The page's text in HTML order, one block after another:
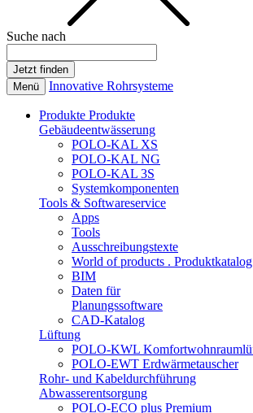
Suche nach
Menü Innovative Rohrsysteme
Produkte Produkte
Gebäudeentwässerung
POLO-KAL XS
POLO-KAL NG
POLO-KAL 3S
Systemkomponenten
Tools & Softwareservice
Apps
Tools
Ausschreibungstexte
World of products . Produktkatalog
BIM
Daten für
Planungssoftware
CAD-Katalog
Lüftung
POLO-KWL
POLO-EWT Erdwärmetauscher
Rohr- und Kabeldurchführung
Abwasserentsorgung
POLO-ECO plus Premium